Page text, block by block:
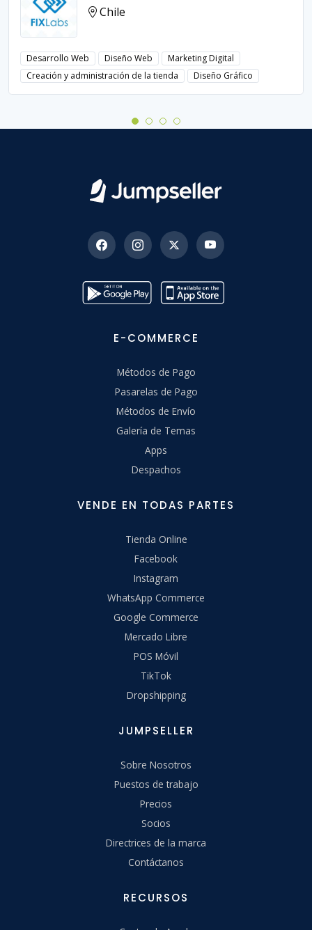
Chile
Desarrollo Web Diseño Web
Marketing Digital
Creación y administración de la tienda
Diseño Gráfico
E-COMMERCE
Métodos de Pago
Pasarelas de Pago
Métodos de Envío
Galería de Temas
Apps
Despachos
VENDE EN TODAS PARTES
Tienda Online
Facebook
Instagram
WhatsApp Commerce
Google Commerce
Mercado Libre
POS Móvil
TikTok
Dropshipping
JUMPSELLER
Sobre Nosotros
Puestos de trabajo
Precios
Socios
Directrices de la marca
Contáctanos
RECURSOS